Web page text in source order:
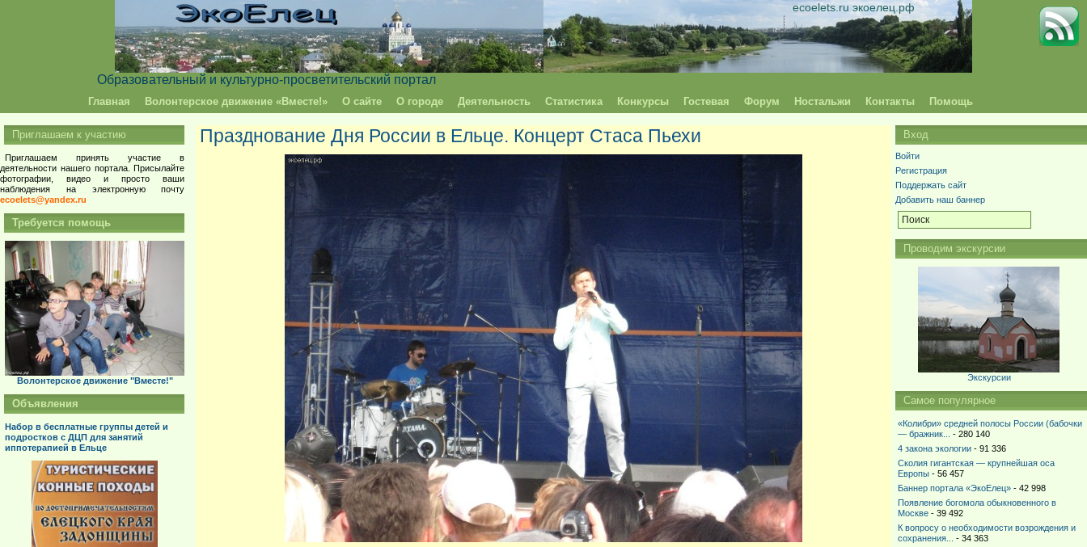
Образовательный и культурно-просветительский портал
ecoelets.ru экоелец.рф
Главная Волонтерское движение «Вместе!» О сайте О городе Деятельность Статистика Конкурсы Гостевая Форум Ностальжи Контакты Помощь
Празднование Дня России в Ельце. Концерт Стаса Пьехи Вход
Войти
Регистрация
Поддержать сайт
Добавить наш баннер
Проводим экскурсии
Экскурсии
Самое популярное
«Колибри» средней полосы России (бабочки
— бражник...
- 280 140
4 закона экологии- 91 336
Сколия гигантская — крупнейшая оса
Европы- 56 457
Баннер портала «ЭкоЕлец»- 42 998
Появление богомола обыкновенного в
Москве- 39 492
К вопросу о необходимости возрождения и
сохранения...
- 34 363
Приглашаем к участию
Приглашаем принять участие в
деятельности нашего портала. Присылайте
фотографии, видео и просто ваши
наблюдения на электронную почту
ecoelets@yandex.ru
Требуется помощь
Волонтерское движение "Вместе!"
Объявления
Набор в бесплатные группы детей и
подростков с ДЦП для занятий
иппотерапией в Ельце